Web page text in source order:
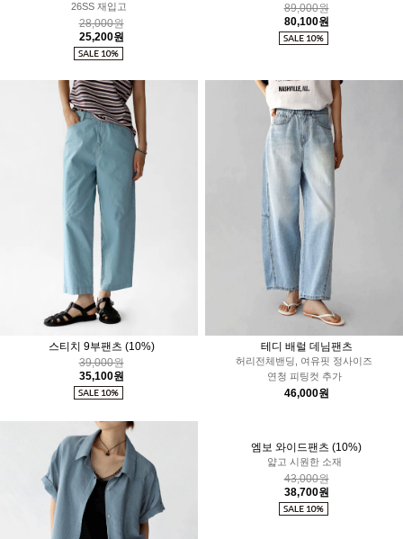
26SS 재입고
28,000원
25,200원
89,000원
80,100원
스티치 9부팬츠 (10%)
39,000원
35,100원
테디 배럴 데님팬츠
허리전체밴딩, 여유핏 정사이즈
연청 피팅컷 추가
46,000원